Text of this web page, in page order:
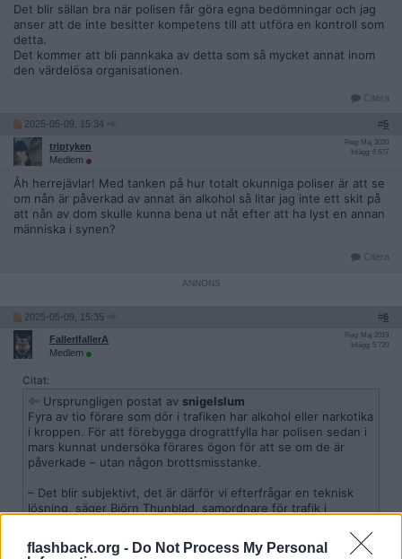
flashback.org - Do Not Process My Personal
Det blir sällan bra när polisen får göra egna bedömningar och jag
anser att de inte besitter kompetens till att utföra en kontroll som
detta.
Det kommer att bli pannkaka av detta som så mycket annat inom
den värdelösa organisationen.
Citera
2025-05-09, 15:34 #5
triptyken
Medlem
Reg: Maj 2020
Inlägg: 6 677
Åh herrejävlar! Med tanken på hur totalt okunniga poliser är att se
om nån är påverkad av annat än alkohol så litar jag inte ett skit på
att nån av dom skulle kunna bena ut nåt efter att ha lyst en annan
människa i synen?
Citera
2025-05-09, 15:35 #6
FallerIfallerA
Medlem
Reg: Maj 2019
Inlägg: 5 720
Citat:
Ursprungligen postat av snigelslum
Fyra av tio förare som dör i trafiken har alkohol eller narkotika
i kroppen. För att förebygga drograttfylla har polisen sedan i
mars kunnat undersöka förares ögon för att se om de är
påverkade – utan någon brottsmisstanke.
– Det blir subjektivt, det är därför vi efterfrågar en teknisk
lösning, säger Björn Thunblad, samordnare för trafik i
https://www.svt.se/nyheter/lokalt/sormland/nu-far-polisen-d